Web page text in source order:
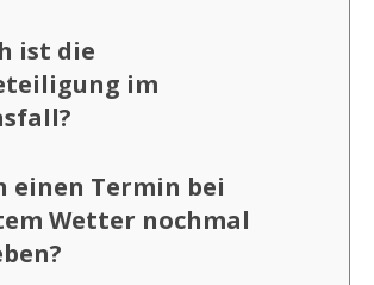
ist die
im
einen Termin bei
Wetter nochmal